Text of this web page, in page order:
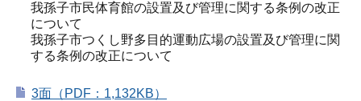
我孫子市民体育館の設置及び管理に関する条例の改正
について
我孫子市つくし野多目的運動広場の設置及び管理に関
する条例の改正について
3面（PDF：1,132KB）